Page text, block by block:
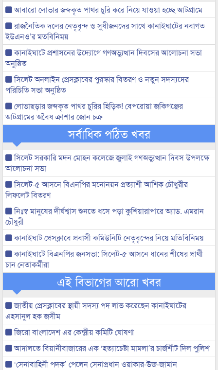
আবারো লোভার জব্দকৃত পাথর চুরি করে নিয়ে যাওয়া হচ্ছে আটগ্রামে
রাজনৈতিক দলের নেতৃবৃন্দ ও সুধীজনদের সাথে কানাইঘাটের নবাগত
ইউএনও’র মতবিনিময়
কানাইঘাটে প্রশাসনের উদ্যোগে গণঅভ্যুত্থান দিবসের আলোচনা সভা
অনুষ্ঠিত
সিলেট অনলাইন প্রেসক্লাবের পুরস্কার বিতরণ ও নতুন সদস্যদের
পরিচিতি সভা অনুষ্ঠিত
লোভাছড়ার জব্দকৃত পাথর চুরির হিড়িক! বেপরোয়া জকিগঞ্জের
আটগ্রামের অবৈধ ক্রাশার জোন চক্র
সর্বাধিক পঠিত খবর
সিলেট সরকারি মদন মোহন কলেজে জুলাই গণঅভ্যুত্থান দিবস উপলক্ষে
আলোচনা সভা
সিলেট-৫ আসনে বিএনপির মনোনয়ন প্রত্যাশী আশিক চৌধুরীর
লিফলেট বিতরণ
নিঃস্ব মানুষের দীর্ঘশ্বাস শুনতে ধসে পড়া কুশিয়ারাপারে অ্যাড. এমরান
চৌধুরী
কানাইঘাট প্রেসক্লাবে প্রবাসী কমিউনিটি নেতৃবৃন্দের নিয়ে মতিবিনিময়
কানাইঘাটে বিএনপির জনসভা: সিলেট-৫ আসনে ধানের শীষের প্রার্থী
চান নেতাকর্মীরা
এই বিভাগের আরো খবর
জাতীয় প্রেসক্লাবের স্থায়ী সদস্য পদ লাভ করেছেন কানাইঘাটের
এহসানুল হক জসীম
জিরো বাংলাদেশ এর কেন্দ্রীয় কমিটি ঘোষণা
আদালতে বিয়ানীবাজারের এক ‘হত্যাচেষ্টা মামলা’র চার্জশীট দিল পুলিশ
‘সেনাবাহিনী পদক’ পেলেন সেনাপ্রধান ওয়াকার-উজ-জামান